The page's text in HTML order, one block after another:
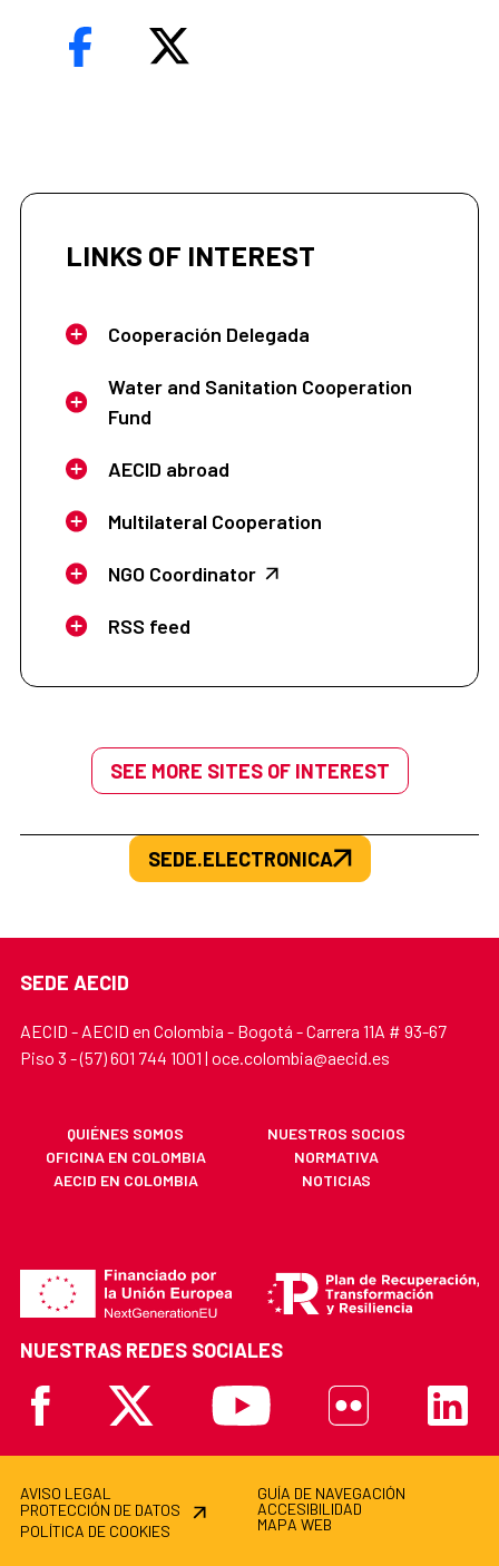
LINKS OF INTEREST
Cooperación Delegada
Water and Sanitation Cooperation
Fund
AECID abroad
Multilateral Cooperation
NGO Coordinator
RSS feed
SEE MORE SITES OF INTEREST
SEDE.ELECTRONICA
SEDE AECID
AECID - AECID en Colombia - Bogotá - Carrera 11A # 93-67
Piso 3 - (57) 601 744 1001 | oce.colombia@aecid.es
QUIÉNES SOMOS
NUESTROS SOCIOS
OFICINA EN COLOMBIA
NORMATIVA
AECID EN COLOMBIA
NOTICIAS
NUESTRAS REDES SOCIALES
Facebook X Youtube Flickr Linkedin
AVISO LEGAL
PROTECCIÓN DE DATOS
POLÍTICA DE COOKIES
GUÍA DE NAVEGACIÓN
ACCESIBILIDAD
MAPA WEB